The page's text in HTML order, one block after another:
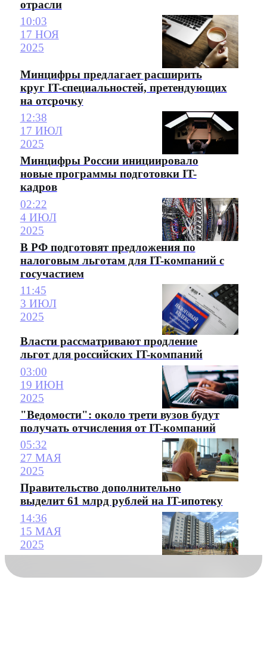
отрасли
10:03
17 НОЯ
2025
Минцифры предлагает расширить
круг IT-специальностей, претендующих
на отсрочку
12:38
17 ИЮЛ
2025
Минцифры России инициировало
новые программы подготовки IT-
кадров
02:22
4 ИЮЛ
2025
В РФ подготовят предложения по
налоговым льготам для IT-компаний с
госучастием
11:45
3 ИЮЛ
2025
Власти рассматривают продление
льгот для российских IT-компаний
03:00
19 ИЮН
2025
"Ведомости": около трети вузов будут
получать отчисления от IT-компаний
05:32
27 МАЯ
2025
Правительство дополнительно
выделит 61 млрд рублей на IT-ипотеку
14:36
15 МАЯ
2025